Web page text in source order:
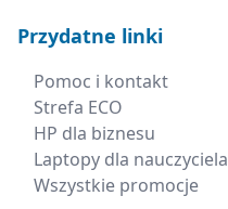
Przydatne linki
Pomoc i kontakt
Strefa ECO
HP dla biznesu
Laptopy dla nauczyciela
Wszystkie promocje